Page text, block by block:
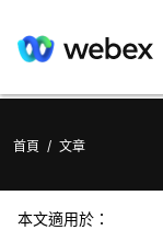
首頁 / 文章
本文適用於：